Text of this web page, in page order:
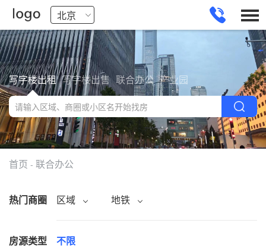
写字楼出租 写字楼出售 联合办公 产业园
首页 - 联合办公
热门商圈 区域 地铁
房源类型 不限